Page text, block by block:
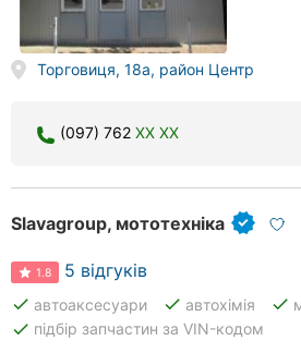
Торговиця, 18а, район Центр
(097) 762 XX XX
Slavagroup, мототехніка
1.8 5 відгуків
done автоаксесуари done автохімія done
done підбір запчастин за VIN-кодом